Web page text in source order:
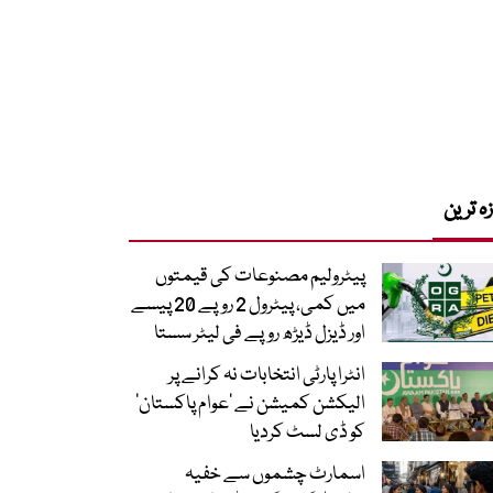
ترین
پیٹرولیم مصنوعات کی قیمتوں
میں کمی، پیٹرول 2 روپے 20 پیسے
اور ڈیزل ڈیڑھ روپے فی لیٹر سستا
انٹرا پارٹی انتخابات نہ کرانے پر
الیکشن کمیشن نے ’عوام پاکستان‘
کو ڈی لسٹ کردیا
اسمارٹ چشموں سے خفیہ